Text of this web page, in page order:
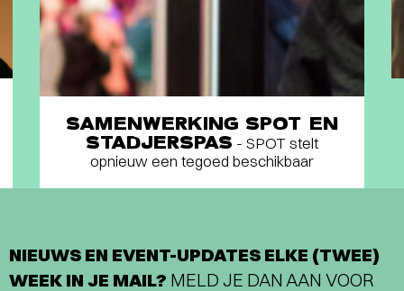
SAMENWERKING SPOT EN
STADJERSPAS - SPOT stelt
opnieuw een tegoed beschikbaar
NIEUWS EN EVENT-UPDATES ELKE (TWEE)
WEEK IN JE MAIL? MELD JE DAN AAN VOOR